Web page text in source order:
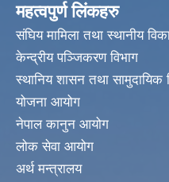
महत्वपुर्ण लिंकहरु
संघिय मामिला तथा स्थानीय
केन्द्रीय पञ्जिकरण विभाग
स्थानिय शासन तथा
योजना आयोग
नेपाल कानुन आयोग
लोक सेवा आयोग
अर्थ मन्त्रालय